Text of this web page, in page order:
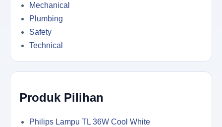
Mechanical
Plumbing
Safety
Technical
Produk Pilihan
Philips Lampu TL 36W Cool White